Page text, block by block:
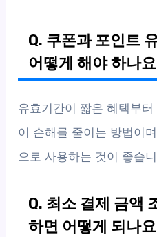
Q. 쿠폰과 포인트
어떻게 해야 하나
유효기간이 짧은 혜택부
이 손해를 줄이는 방법이
으로 사용하는 것이 좋습
Q. 최소 결제 금액
하면 어떻게 되나